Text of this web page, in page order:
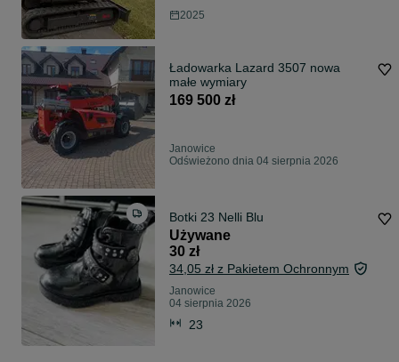
2025
Ładowarka Lazard 3507 nowa
małe wymiary
169 500 zł
Janowice
Odświeżono dnia 04 sierpnia 2026
Botki 23 Nelli Blu
Używane
30 zł
34,05 zł z Pakietem Ochronnym
Janowice
04 sierpnia 2026
23